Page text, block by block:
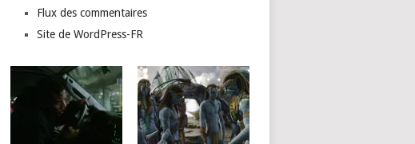
Flux des commentaires
Site de WordPress-FR